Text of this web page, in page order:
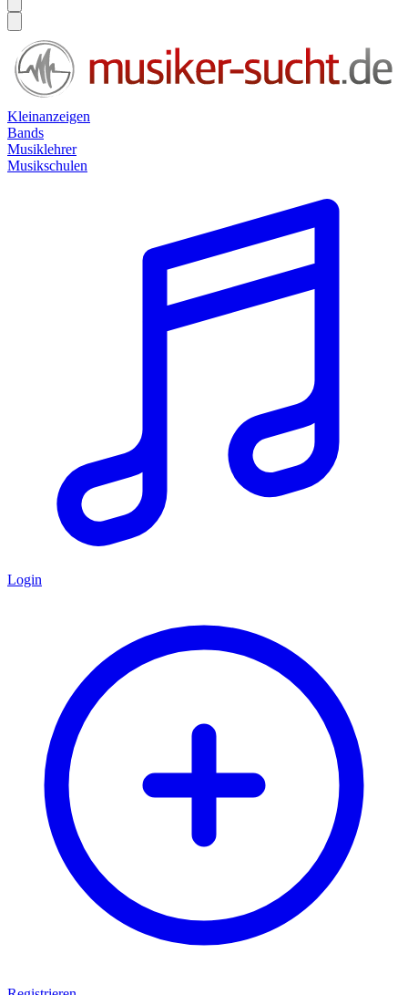
Kleinanzeigen
Bands
Musiklehrer
Musikschulen
Login